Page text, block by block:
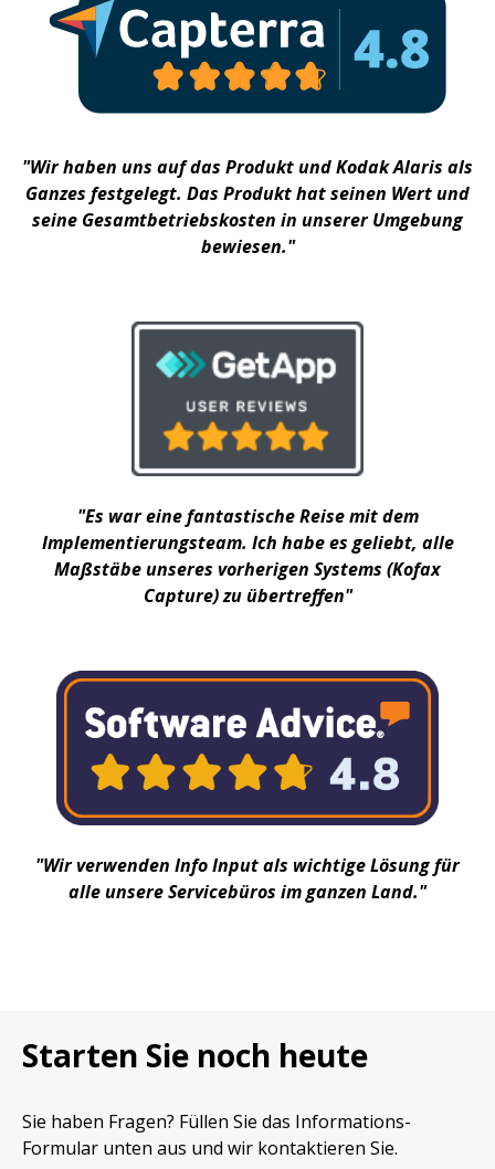
"Wir haben uns auf das Produkt und Kodak Alaris als
Ganzes festgelegt. Das Produkt hat seinen Wert und
seine Gesamtbetriebskosten in unserer Umgebung
bewiesen."
"Es war eine fantastische Reise mit dem
Implementierungsteam. Ich habe es geliebt, alle
Maßstäbe unseres vorherigen Systems (Kofax
Capture) zu übertreffen"
"Wir verwenden Info Input als wichtige Lösung für
alle unsere Servicebüros im ganzen Land."
Starten Sie noch heute
Sie haben Fragen? Füllen Sie das Informations-
Formular unten aus und wir kontaktieren Sie.